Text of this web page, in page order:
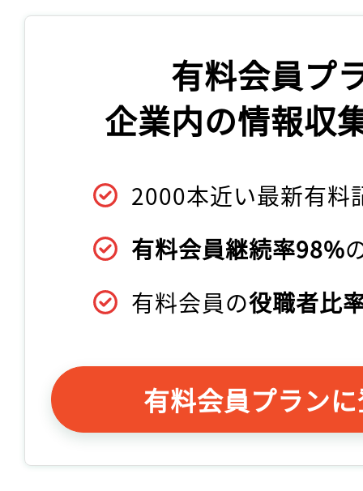
有料会員プ
企業内の情報収
2000本近い最新有料
有料会員継続率98%
有料会員の役職者比
有料会員プラン